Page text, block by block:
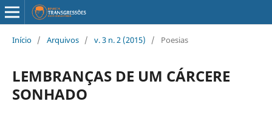
Início / Arquivos / v. 3 n. 2 (2015) / Poesias
LEMBRANÇAS DE UM CÁRCERE
SONHADO